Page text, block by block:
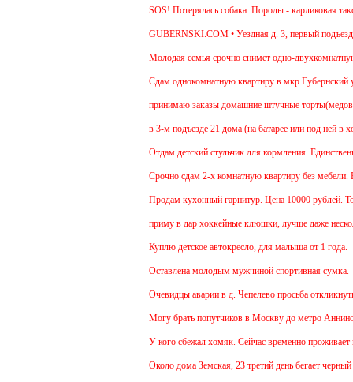
SOS! Потерялась собака. Породы - карликовая
GUBERNSKI.COM • Уездная д. 3, первый
Молодая семья срочно снимет одно-
Cдам однокомнатную квартиру в мкр.Губернский
принимаю заказы домашние штучные
в 3-м подъезде 21 дома (на батарее или под ней в
Отдам детский стульчик для кормления.
Срочно сдам 2-х комнатную квартиру без мебели. В
Продам кухонный гарнитур. Цена 10000 рублей.
приму в дар хоккейные клюшки, лучше даже
Куплю детское автокресло, для малыша от 1 года.
Оставлена молодым мужчиной спортивная сумка.
Очевидцы аварии в д. Чепелево просьба
Могу брать попутчиков в Москву до метро
У кого сбежал хомяк. Сейчас временно проживает
Около дома Земская, 23 третий день бегает черный